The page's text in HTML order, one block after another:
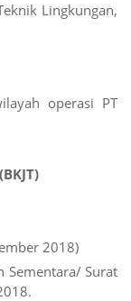
Lingkungan,
operasi PT
2018)
Sementara/ Surat